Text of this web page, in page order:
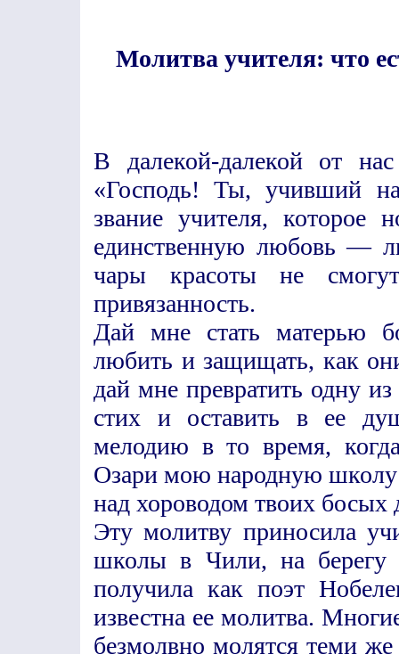
Молитва учителя: что
В далекой-далекой от
«Господь! Ты, учивший
звание учителя,
единственную любовь —
чары красоты не
привязанность.
Дай мне стать матерью
любить и защищать, как
дай мне превратить одну
стих и оставить в ее
мелодию в то время,
Озари мою народную школу
над хороводом твоих босых
Эту молитву приносила
школы в Чили, на берегу
получила как поэт
известна ее молитва.
безмолвно молятся теми